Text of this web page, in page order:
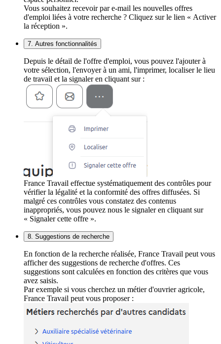
Vous souhaitez recevoir par e-mail les nouvelles offres
d'emploi liées à votre recherche ? Cliquez sur le lien « Activer
la réception ».
7. Autres fonctionnalités
Depuis le détail de l'offre d'emploi, vous pouvez l'ajouter à
votre sélection, l'envoyer à un ami, l'imprimer, localiser le lieu
de travail et la signaler en cliquant sur :
France Travail effectue systématiquement des contrôles pour
vérifier la légalité et la conformité des offres diffusées. Si
malgré ces contrôles vous constatez des contenus
inappropriés, vous pouvez nous le signaler en cliquant sur
« Signaler cette offre ».
8. Suggestions de recherche
En fonction de la recherche réalisée, France Travail peut vous
afficher des suggestions de recherche d'offres. Ces
suggestions sont calculées en fonction des critères que vous
avez saisis.
Par exemple si vous cherchez un métier d'ouvrier agricole,
France Travail peut vous proposer :